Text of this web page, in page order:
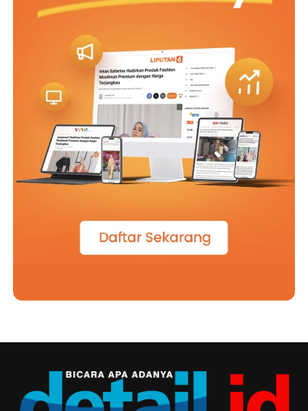
*Guru SMA Kolese De Britto, Yogyakarta